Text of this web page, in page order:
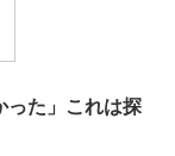
った」これは探